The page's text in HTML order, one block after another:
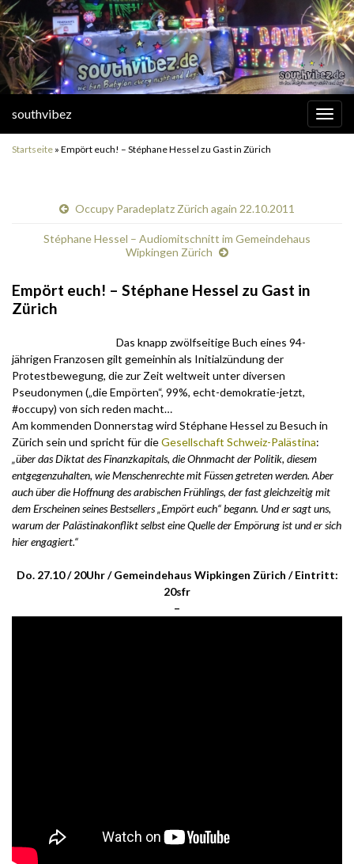
southvibez
Startseite » Empört euch! – Stéphane Hessel zu Gast in Zürich
Occupy Paradeplatz Zürich again 22.10.2011
Stéphane Hessel – Audiomitschnitt im Gemeindehaus
Wipkingen Zürich
Empört euch! – Stéphane Hessel zu Gast in
Zürich
Das knapp zwölfseitige Buch eines 94-
jährigen Franzosen gilt gemeinhin als Initialzündung der
Protestbewegung, die zur Zeit weltweit unter diversen
Pseudonymen („die Empörten“, 99%, echt-demokratie-jetzt,
#occupy) von sich reden macht…
Am kommenden Donnerstag wird Stéphane Hessel zu Besuch in
Zürich sein und spricht für dieGesellschaft Schweiz-Palästina:
„über das Diktat des Finanzkapitals, die Ohnmacht der Politik, diesem
entgegenzuhalten, wie Menschenrechte mit Füssen getreten werden. Aber
auch über die Hoffnung des arabischen Frühlings, der fast gleichzeitig mit
dem Erscheinen seines Bestsellers „Empört euch“ begann. Und er sagt uns,
warum der Palästinakonflikt selbst eine Quelle der Empörung ist und er sich
hier engagiert.“
Do. 27.10 / 20Uhr / Gemeindehaus Wipkingen Zürich / Eintritt:
20sfr
–